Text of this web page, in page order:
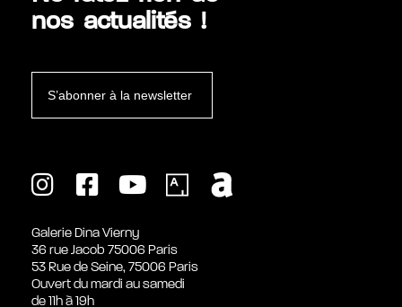
nos actualités !
S’abonner à la newsletter
Galerie Dina Vierny
36 rue Jacob 75006 Paris
53 Rue de Seine, 75006 Paris
Ouvert du mardi au samedi
de 11h à 19h